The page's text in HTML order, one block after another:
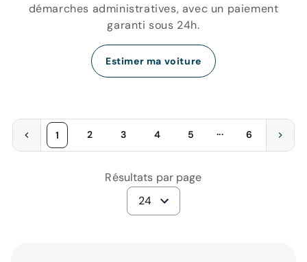
démarches administratives, avec un paiement
garanti sous 24h.
Estimer ma voiture
1 2 3 4 5 ... 6
Résultats par page
24